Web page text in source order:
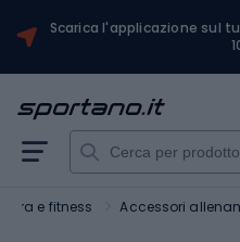
Scarica l'applicazione sul
e fitness Accessori